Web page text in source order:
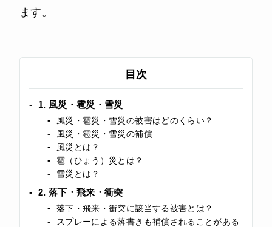
ます。
目次
1. 風災・雹災・雪災
風災・雹災・雪災の被害はどのくらい？
風災・雹災・雪災の補償
風災とは？
雹（ひょう）災とは？
雪災とは？
2. 落下・飛来・衝突
落下・飛来・衝突に該当する被害とは？
スプレーによる落書きも補償されることがある